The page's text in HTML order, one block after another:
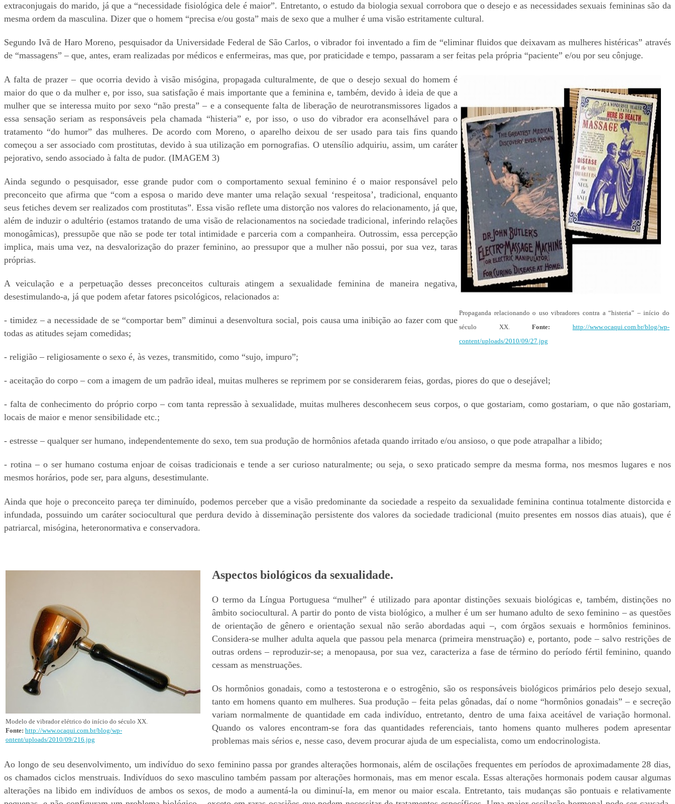
extraconjugais do marido, já que a “necessidade fisiológica dele é maior”. Entretanto, o estudo da biologia sexual corrobora que o desejo e as necessidades sexuais femininas são da
mesma ordem da masculina. Dizer que o homem “precisa e/ou gosta” mais de sexo que a mulher é uma visão estritamente cultural.
Segundo Ivã de Haro Moreno, pesquisador da Universidade Federal de São Carlos, o vibrador foi inventado a fim de “eliminar fluidos que deixavam as mulheres histéricas” através
de “massagens” – que, antes, eram realizadas por médicos e enfermeiras, mas que, por praticidade e tempo, passaram a ser feitas pela própria “paciente” e/ou por seu cônjuge.
Propaganda relacionando o uso vibradores contra a “histeria” – início do
século XX.Fonte:
http://www.ocaqui.com.br/blog/wp-
content/uploads/2010/09/27.jpg
A falta de prazer – que ocorria devido à visão misógina, propagada culturalmente, de que o desejo sexual do homem é
maior do que o da mulher e, por isso, sua satisfação é mais importante que a feminina e, também, devido à ideia de que a
mulher que se interessa muito por sexo “não presta” – e a consequente falta de liberação de neurotransmissores ligados a
essa sensação seriam as responsáveis pela chamada “histeria” e, por isso, o uso do vibrador era aconselhável para o
tratamento “do humor” das mulheres. De acordo com Moreno, o aparelho deixou de ser usado para tais fins quando
começou a ser associado com prostitutas, devido à sua utilização em pornografias. O utensílio adquiriu, assim, um caráter
pejorativo, sendo associado à falta de pudor. (IMAGEM 3)
Ainda segundo o pesquisador, esse grande pudor com o comportamento sexual feminino é o maior responsável pelo
preconceito que afirma que “com a esposa o marido deve manter uma relação sexual ‘respeitosa’, tradicional, enquanto
seus fetiches devem ser realizados com prostitutas”. Essa visão reflete uma distorção nos valores do relacionamento, já que,
além de induzir o adultério (estamos tratando de uma visão de relacionamentos na sociedade tradicional, inferindo relações
monogâmicas), pressupõe que não se pode ter total intimidade e parceria com a companheira. Outrossim, essa percepção
implica, mais uma vez, na desvalorização do prazer feminino, ao pressupor que a mulher não possui, por sua vez, taras
próprias.
A veiculação e a perpetuação desses preconceitos culturais atingem a sexualidade feminina de maneira negativa,
desestimulando-a, já que podem afetar fatores psicológicos, relacionados a:
- timidez – a necessidade de se “comportar bem” diminui a desenvoltura social, pois causa uma inibição ao fazer com que
todas as atitudes sejam comedidas;
- religião – religiosamente o sexo é, às vezes, transmitido, como “sujo, impuro”;
- aceitação do corpo – com a imagem de um padrão ideal, muitas mulheres se reprimem por se considerarem feias, gordas, piores do que o desejável;
- falta de conhecimento do próprio corpo – com tanta repressão à sexualidade, muitas mulheres desconhecem seus corpos, o que gostariam, como gostariam, o que não gostariam,
locais de maior e menor sensibilidade etc.;
- estresse – qualquer ser humano, independentemente do sexo, tem sua produção de hormônios afetada quando irritado e/ou ansioso, o que pode atrapalhar a libido;
- rotina – o ser humano costuma enjoar de coisas tradicionais e tende a ser curioso naturalmente; ou seja, o sexo praticado sempre da mesma forma, nos mesmos lugares e nos
mesmos horários, pode ser, para alguns, desestimulante.
Ainda que hoje o preconceito pareça ter diminuído, podemos perceber que a visão predominante da sociedade a respeito da sexualidade feminina continua totalmente distorcida e
infundada, possuindo um caráter sociocultural que perdura devido à disseminação persistente dos valores da sociedade tradicional (muito presentes em nossos dias atuais), que é
patriarcal, misógina, heteronormativa e conservadora.
Modelo de vibrador elétrico do início do século XX.
Fonte: http://www.ocaqui.com.br/blog/wp-
ontent/uploads/2010/09/216.jpg
Aspectos biológicos da sexualidade.
O termo da Língua Portuguesa “mulher” é utilizado para apontar distinções sexuais biológicas e, também, distinções no
âmbito sociocultural. A partir do ponto de vista biológico, a mulher é um ser humano adulto de sexo feminino – as questões
de orientação de gênero e orientação sexual não serão abordadas aqui –, com órgãos sexuais e hormônios femininos.
Considera-se mulher adulta aquela que passou pela menarca (primeira menstruação) e, portanto, pode – salvo restrições de
outras ordens – reproduzir-se; a menopausa, por sua vez, caracteriza a fase de término do período fértil feminino, quando
cessam as menstruações.
Os hormônios gonadais, como a testosterona e o estrogênio, são os responsáveis biológicos primários pelo desejo sexual,
tanto em homens quanto em mulheres. Sua produção – feita pelas gônadas, daí o nome “hormônios gonadais” – e secreção
variam normalmente de quantidade em cada indivíduo, entretanto, dentro de uma faixa aceitável de variação hormonal.
Quando os valores encontram-se fora das quantidades referenciais, tanto homens quanto mulheres podem apresentar
problemas mais sérios e, nesse caso, devem procurar ajuda de um especialista, como um endocrinologista.
Ao longo de seu desenvolvimento, um indivíduo do sexo feminino passa por grandes alterações hormonais, além de oscilações frequentes em períodos de aproximadamente 28 dias,
os chamados ciclos menstruais. Indivíduos do sexo masculino também passam por alterações hormonais, mas em menor escala. Essas alterações hormonais podem causar algumas
alterações na libido em indivíduos de ambos os sexos, de modo a aumentá-la ou diminuí-la, em menor ou maior escala. Entretanto, tais mudanças são pontuais e relativamente